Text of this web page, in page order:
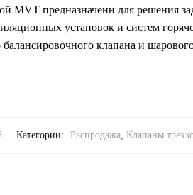
MVT предназначенн для решения
установок и систем
клапана и
Категории: Распродажа, Клапаны